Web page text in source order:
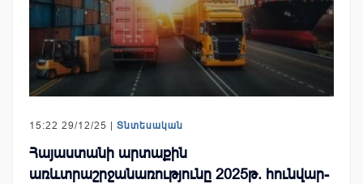
15:22 29/12/25 | Տնտեսական
Հայաստանի արտաքին
առևտրաշրջանառությունը 2025թ. հունվար-